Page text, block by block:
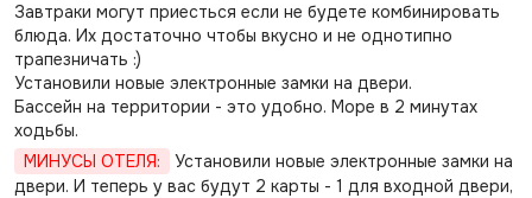
Завтраки могут приесться если не будете комбинировать
блюда. Их достаточно чтобы вкусно и не однотипно
трапезничать :)
Установили новые электронные замки на двери.
Бассейн на территории - это удобно. Море в 2 минутах
ходьбы.
МИНУСЫ ОТЕЛЯ:
Установили новые электронные замки на
двери. И теперь у вас будут 2 карты - 1 для входной двери,